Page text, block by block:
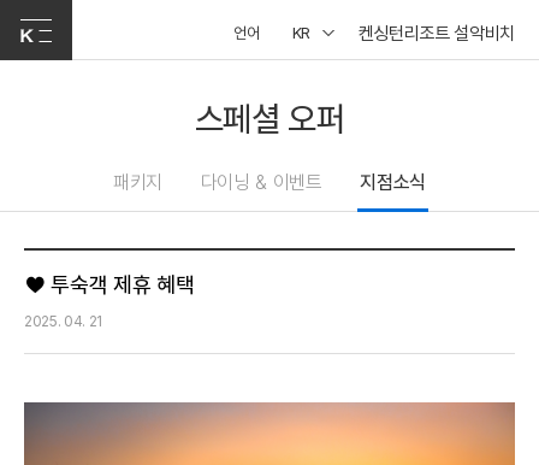
언어 KR 켄싱턴리조트 설악비치
스페셜 오퍼
패키지 다이닝 & 이벤트 지점소식
♥ 투숙객 제휴 혜택
2025. 04. 21